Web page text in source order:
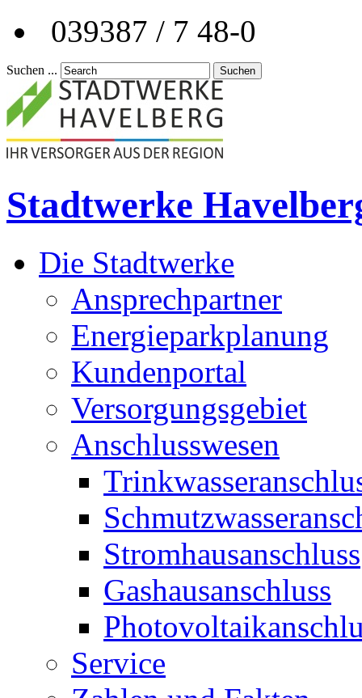
039387 / 7 48-0
Suchen ... Suchen
Stadtwerke
Die Stadtwerke
Ansprechpartner
Energieparkplanung
Kundenportal
Versorgungsgebiet
Anschlusswesen
Stromhausanschluss
Gashausanschluss
Service